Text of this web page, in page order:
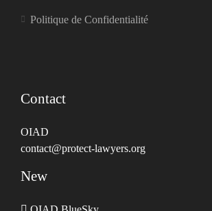
Politique de Confidentialité
Contact
OIAD
contact@protect-lawyers.org
New